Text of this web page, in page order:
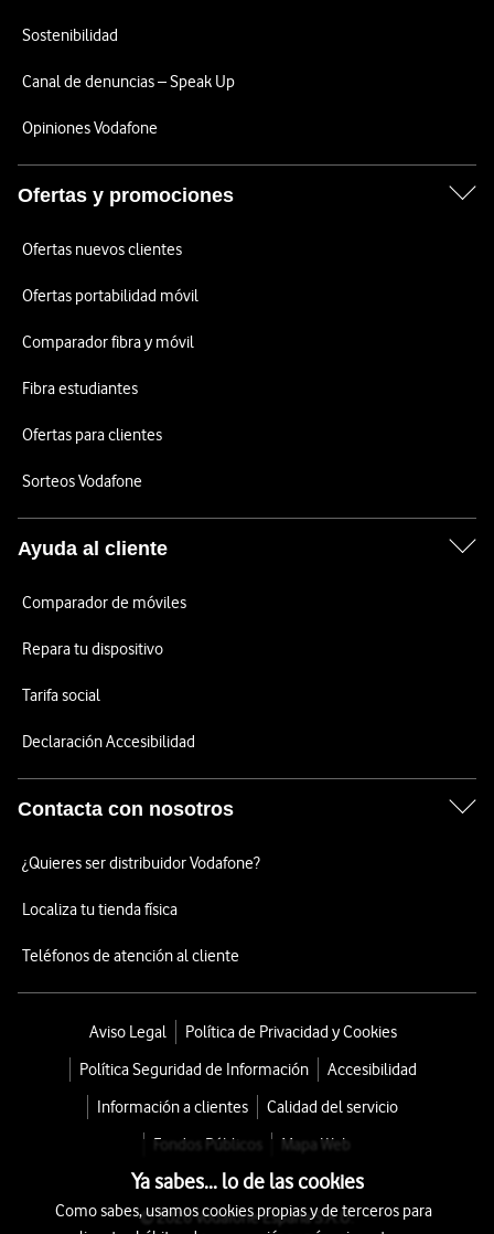
Sostenibilidad
Canal de denuncias – Speak Up
Opiniones Vodafone
Ofertas y promociones
Ofertas nuevos clientes
Ofertas portabilidad móvil
Comparador fibra y móvil
Fibra estudiantes
Ofertas para clientes
Sorteos Vodafone
Ayuda al cliente
Comparador de móviles
Repara tu dispositivo
Tarifa social
Declaración Accesibilidad
Contacta con nosotros
¿Quieres ser distribuidor Vodafone?
Localiza tu tienda física
Teléfonos de atención al cliente
Aviso Legal
Política de Privacidad y Cookies
Política Seguridad de Información
Accesibilidad
Información a clientes
Calidad del servicio
Fondos Públicos
Mapa Web
© 2026 Vodafone España S.A.U.
Ya sabes... lo de las cookies
Como sabes, usamos cookies propias y de terceros para